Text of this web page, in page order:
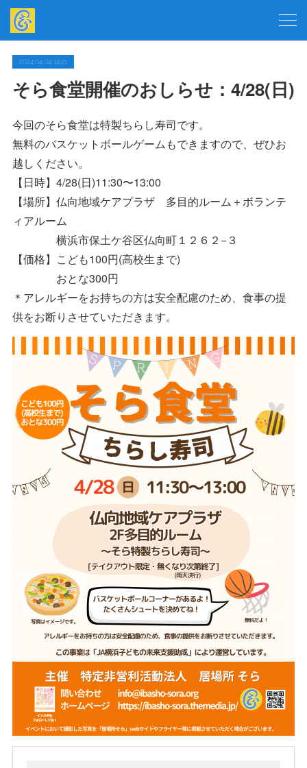
2024.04.04 14:21
そら食堂開催のおしらせ：4/28(日)
今回のそら食堂は特製ちらし寿司です。
無料のバスケットボールゲームもできますので、ぜひお
越しください。
【日時】4/28(日)11:30〜13:00
【場所】仏向地域ケアプラザ 多目的ルーム＋ボランテ
ィアルーム
横浜市保土ケ谷区仏向町１２６２−３
【価格】こども100円(高校生まで)
おとな300円
＊アレルギーをお持ちの方は安全配慮のため、食事の提
供をお断りさせていただきます。